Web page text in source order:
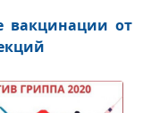
вакцинации от